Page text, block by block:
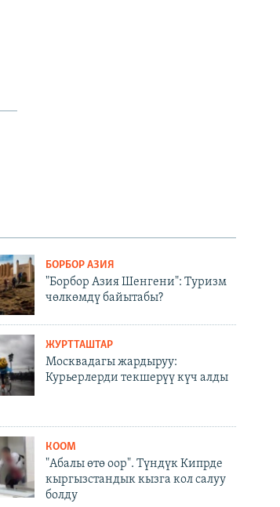
БОРБОР АЗИЯ
"Борбор Азия Шенгени": Туризм
чөлкөмдү байытабы?
ЖУРТТАШТАР
Москвадагы жардыруу:
Курьерлерди текшерүү күч алды
КООМ
"Абалы өтө оор". Түндүк Кипрде
кыргызстандык кызга кол салуу
болду